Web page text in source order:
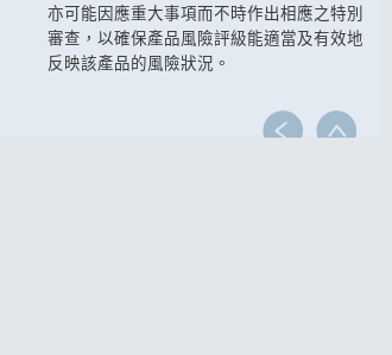
亦可能因應重大事項而不時作出相應之特別
審查，以確保產品風險評級能適當及有效地
反映該產品的風險狀況。